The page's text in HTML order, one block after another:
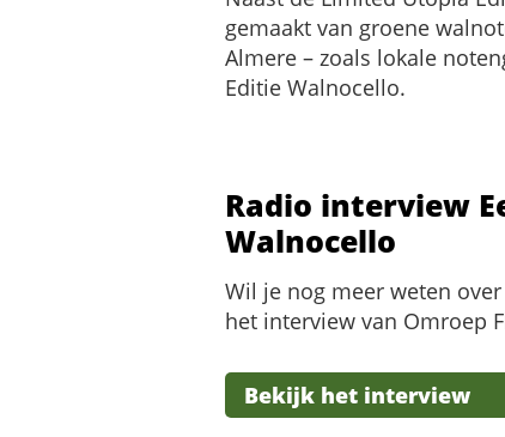
gemaakt van groene
Almere – zoals lokale
Editie Walnocello.
Radio interview
Walnocello
Wil je nog meer weten
het interview van Omroep
Bekijk het interview